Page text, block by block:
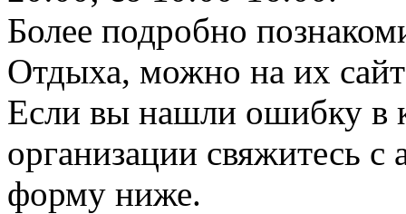
Более подробно
Отдыха, можно на их
Если вы нашли ошибку в
организации свяжитесь
форму ниже.